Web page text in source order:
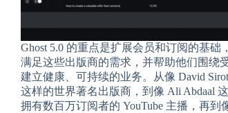
Ghost 5.0 的重点是扩展会员和订阅的基础
满足这些出版商的需求，并帮助他们围绕
建立健康、可持续的业务。从像 David
这样的世界著名出版商，到像 Ali Abdaal
拥有数百万订阅者的 YouTube 主播，再到